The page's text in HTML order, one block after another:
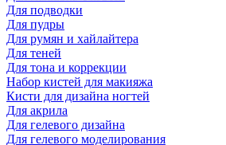
Для подводки
Для пудры
Для румян и хайлайтера
Для теней
Для тона и коррекции
Набор кистей для макияжа
Кисти для дизайна ногтей
Для акрила
Для гелевого дизайна
Для гелевого моделирования